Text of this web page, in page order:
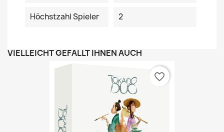
Höchstzahl Spieler 2
VIELLEICHT GEFÄLLT IHNEN AUCH
favorite_border